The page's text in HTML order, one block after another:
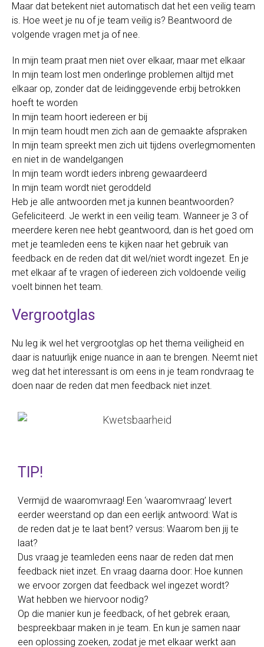
Maar dat betekent niet automatisch dat het een veilig team
is. Hoe weet je nu of je team veilig is? Beantwoord de
volgende vragen met ja of nee.
In mijn team praat men niet over elkaar, maar met elkaar
In mijn team lost men onderlinge problemen altijd met
elkaar op, zonder dat de leidinggevende erbij betrokken
hoeft te worden
In mijn team hoort iedereen er bij
In mijn team houdt men zich aan de gemaakte afspraken
In mijn team spreekt men zich uit tijdens overlegmomenten
en niet in de wandelgangen
In mijn team wordt ieders inbreng gewaardeerd
In mijn team wordt niet geroddeld
Heb je alle antwoorden met ja kunnen beantwoorden?
Gefeliciteerd. Je werkt in een veilig team. Wanneer je 3 of
meerdere keren nee hebt geantwoord, dan is het goed om
met je teamleden eens te kijken naar het gebruik van
feedback en de reden dat dit wel/niet wordt ingezet. En je
met elkaar af te vragen of iedereen zich voldoende veilig
voelt binnen het team.
Vergrootglas
Nu leg ik wel het vergrootglas op het thema veiligheid en
daar is natuurlijk enige nuance in aan te brengen. Neemt niet
weg dat het interessant is om eens in je team rondvraag te
doen naar de reden dat men feedback niet inzet.
TIP!
Vermijd de waaromvraag! Een ‘waaromvraag’ levert
eerder weerstand op dan een eerlijk antwoord: Wat is
de reden dat je te laat bent? versus: Waarom ben jij te
laat?
Dus vraag je teamleden eens naar de reden dat men
feedback niet inzet. En vraag daarna door: Hoe kunnen
we ervoor zorgen dat feedback wel ingezet wordt?
Wat hebben we hiervoor nodig?
Op die manier kun je feedback, of het gebrek eraan,
bespreekbaar maken in je team. En kun je samen naar
een oplossing zoeken, zodat je met elkaar werkt aan